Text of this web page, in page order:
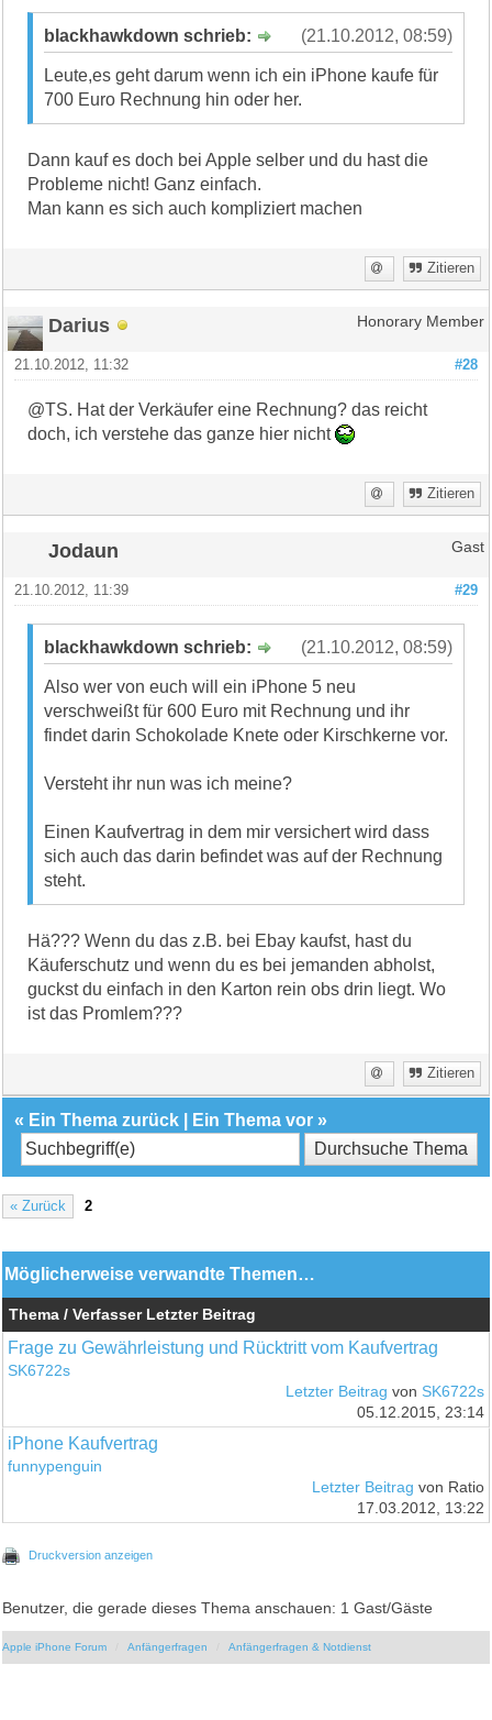
(21.10.2012, 08:59)
blackhawkdown schrieb:
Leute,es geht darum wenn ich ein iPhone kaufe für
700 Euro Rechnung hin oder her.
Dann kauf es doch bei Apple selber und du hast die
Probleme nicht! Ganz einfach.
Man kann es sich auch kompliziert machen
Zitieren
Darius Honorary Member
#28
21.10.2012, 11:32
@TS. Hat der Verkäufer eine Rechnung? das reicht
doch, ich verstehe das ganze hier nicht
Zitieren
Jodaun Gast
#29
21.10.2012, 11:39
(21.10.2012, 08:59)
blackhawkdown schrieb:
Also wer von euch will ein iPhone 5 neu
verschweißt für 600 Euro mit Rechnung und ihr
findet darin Schokolade Knete oder Kirschkerne vor.
Versteht ihr nun was ich meine?
Einen Kaufvertrag in dem mir versichert wird dass
sich auch das darin befindet was auf der Rechnung
steht.
Hä??? Wenn du das z.B. bei Ebay kaufst, hast du
Käuferschutz und wenn du es bei jemanden abholst,
guckst du einfach in den Karton rein obs drin liegt. Wo
ist das Promlem???
Zitieren
« Ein Thema zurück Ein Thema vor »
« Zurück 2
Möglicherweise verwandte Themen…
Thema / Verfasser Letzter Beitrag
Frage zu Gewährleistung und Rücktritt vom Kaufvertrag
SK6722s
Letzter Beitrag von SK6722s
05.12.2015, 23:14
iPhone Kaufvertrag
funnypenguin
Letzter Beitrag von Ratio
17.03.2012, 13:22
Druckversion anzeigen
Benutzer, die gerade dieses Thema anschauen: 1 Gast/Gäste
Apple iPhone Forum Anfängerfragen Anfängerfragen & Notdienst